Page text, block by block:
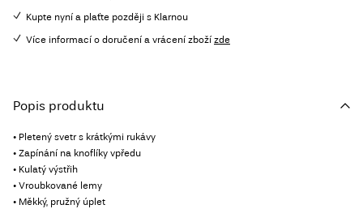
Kupte nyní a plaťte později s Klarnou
Více informací o doručení a vrácení zboží zde
Popis produktu
• Pletený svetr s krátkými rukávy
• Zapínání na knoflíky vpředu
• Kulatý výstřih
• Vroubkované lemy
• Měkký, pružný úplet